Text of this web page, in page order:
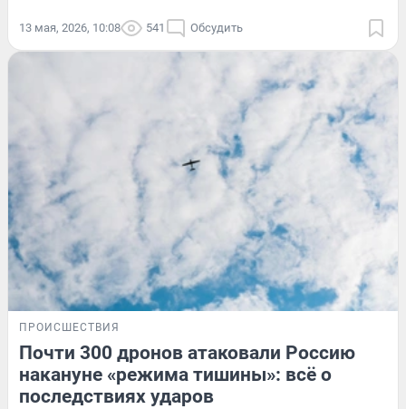
13 мая, 2026, 10:08 541 Обсудить
ПРОИСШЕСТВИЯ
Почти 300 дронов атаковали Россию
накануне «режима тишины»: всё о
последствиях ударов